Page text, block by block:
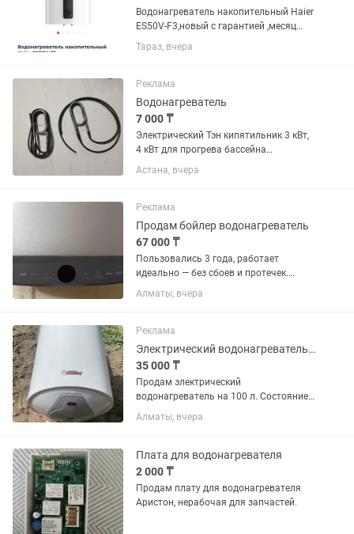
Водонагреватель накопительный Haier
ES50V-F3,новый с гарантией ,месяц
назад купленный,не использованный, с
коробки не вынимался
Тараз, вчера
Реклама
Водонагреватель
7 000 ₸
Электрический Тэн кипятильник 3 кВт,
4 кВт для прогрева бассейна
,металлическая трубка диаметр 13
кабель 1 метра ,производство России
наличии 3кВт,4 кВт трубка...
Астана, вчера
Реклама
Продам бойлер водонагреватель
67 000 ₸
Пользовались 3 года, работает
идеально — без сбоев и протечек.
Быстро нагревает воду, хорошо держит
температуру. ✔ Надёжный и
✔ Полностью готов к...
Алматы, вчера
Реклама
Электрический водонагреватель 100 л
35 000 ₸
Продам электрический
водонагреватель на 100 л. Состояние
отличное. Демонтировали
самостоятельно очень аккуратно.
Алматы, вчера
Плата для водонагревателя
2 000 ₸
Продам плату для водонагревателя
Аристон, нерабочая для запчастей.